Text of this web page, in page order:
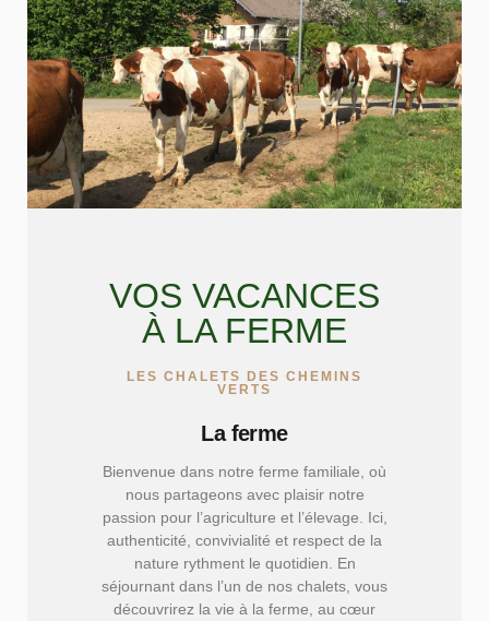
VOS VACANCES
À LA FERME
LES CHALETS DES CHEMINS
VERTS
La ferme
Bienvenue dans notre ferme familiale, où
nous partageons avec plaisir notre
passion pour l’agriculture et l’élevage. Ici,
authenticité, convivialité et respect de la
nature rythment le quotidien. En
séjournant dans l’un de nos chalets, vous
découvrirez la vie à la ferme, au cœur